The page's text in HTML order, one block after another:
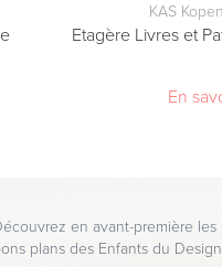
KAS
Etagère Livres et
En
en avant-première
plans des Enfants du